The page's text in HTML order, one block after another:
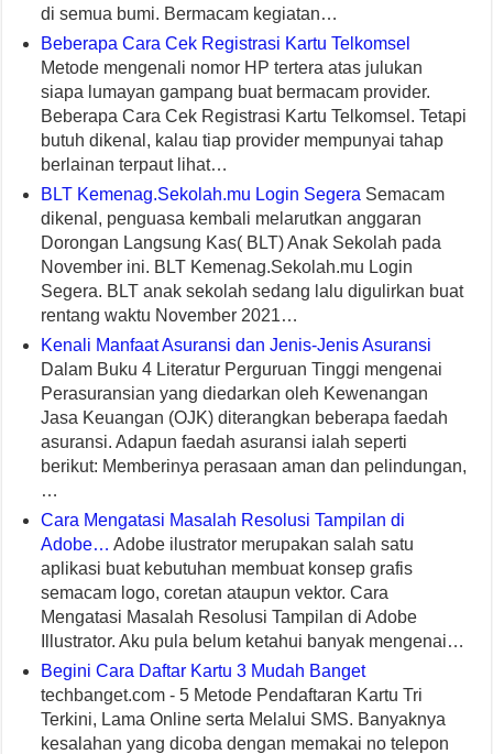
di semua bumi. Bermacam kegiatan…
Beberapa Cara Cek Registrasi Kartu Telkomsel
Metode mengenali nomor HP tertera atas julukan
siapa lumayan gampang buat bermacam provider.
Beberapa Cara Cek Registrasi Kartu Telkomsel. Tetapi
butuh dikenal, kalau tiap provider mempunyai tahap
berlainan terpaut lihat…
BLT Kemenag.Sekolah.mu Login Segera Semacam
dikenal, penguasa kembali melarutkan anggaran
Dorongan Langsung Kas( BLT) Anak Sekolah pada
November ini. BLT Kemenag.Sekolah.mu Login
Segera. BLT anak sekolah sedang lalu digulirkan buat
rentang waktu November 2021…
Kenali Manfaat Asuransi dan Jenis-Jenis Asuransi
Dalam Buku 4 Literatur Perguruan Tinggi mengenai
Perasuransian yang diedarkan oleh Kewenangan
Jasa Keuangan (OJK) diterangkan beberapa faedah
asuransi. Adapun faedah asuransi ialah seperti
berikut: Memberinya perasaan aman dan pelindungan,
…
Cara Mengatasi Masalah Resolusi Tampilan di
Adobe… Adobe ilustrator merupakan salah satu
aplikasi buat kebutuhan membuat konsep grafis
semacam logo, coretan ataupun vektor. Cara
Mengatasi Masalah Resolusi Tampilan di Adobe
Illustrator. Aku pula belum ketahui banyak mengenai…
Begini Cara Daftar Kartu 3 Mudah Banget
techbanget.com - 5 Metode Pendaftaran Kartu Tri
Terkini, Lama Online serta Melalui SMS. Banyaknya
kesalahan yang dicoba dengan memakai no telepon